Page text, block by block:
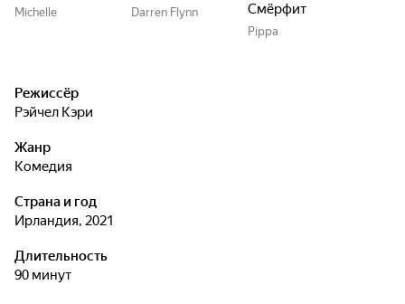
Michelle Darren Flynn
Смёрфит
Pippa
Режиссёр
Рэйчел Кэри
Жанр
комедия
Страна и год
Ирландия, 2021
Длительность
90 минут